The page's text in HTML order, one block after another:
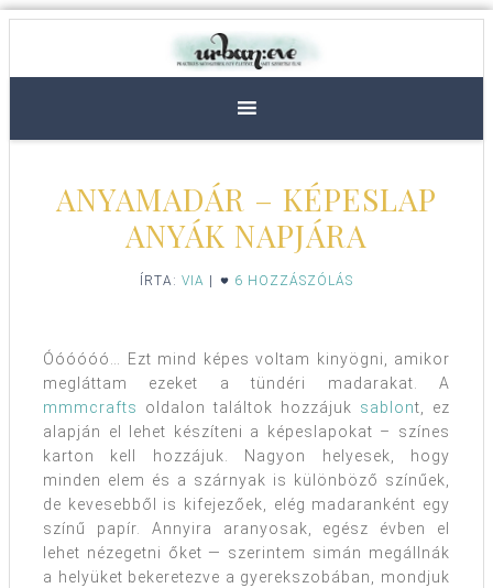
ANYAMADÁR – KÉPESLAP
ANYÁK NAPJÁRA
ÍRTA: VIA 6 HOZZÁSZÓLÁS
Óóóóóó… Ezt mind képes voltam kinyögni, amikor
megláttam ezeket a tündéri madarakat. A
mmmcrafts
oldalon találtok hozzájuk sablont, ez
alapján el lehet készíteni a képeslapokat – színes
karton kell hozzájuk. Nagyon helyesek, hogy
minden elem és a szárnyak is különböző színűek,
de kevesebből is kifejezőek, elég madaranként egy
színű papír. Annyira aranyosak, egész évben el
lehet nézegetni őket — szerintem simán megállnák
a helyüket bekeretezve a gyerekszobában, mondjuk